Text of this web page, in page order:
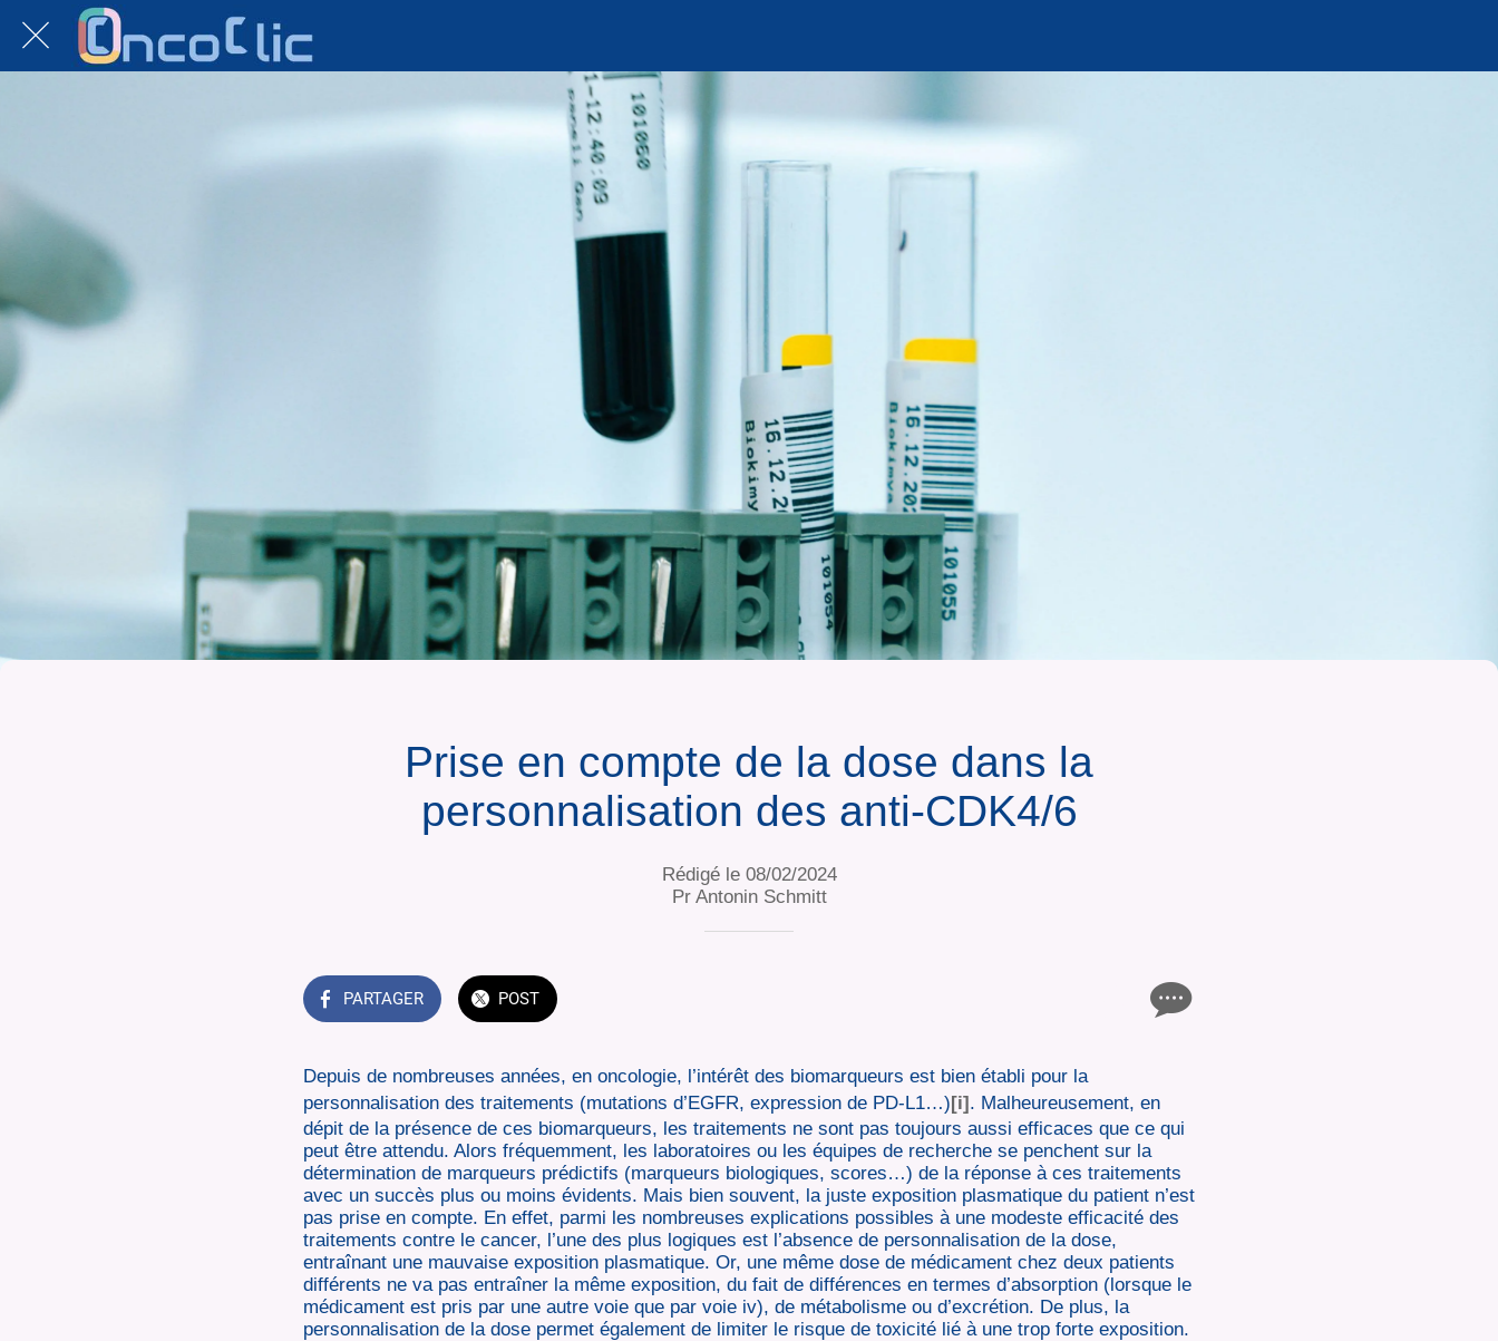
Prise en compte de la dose dans la
personnalisation des anti-CDK4/6
Rédigé le 08/02/2024
Pr Antonin Schmitt
PARTAGER POST
Depuis de nombreuses années, en oncologie, l’intérêt des biomarqueurs est bien établi pour la
personnalisation des traitements (mutations d’EGFR, expression de PD-L1…)[i]. Malheureusement, en
dépit de la présence de ces biomarqueurs, les traitements ne sont pas toujours aussi efficaces que ce qui
peut être attendu. Alors fréquemment, les laboratoires ou les équipes de recherche se penchent sur la
détermination de marqueurs prédictifs (marqueurs biologiques, scores…) de la réponse à ces traitements
avec un succès plus ou moins évidents. Mais bien souvent, la juste exposition plasmatique du patient n’est
pas prise en compte. En effet, parmi les nombreuses explications possibles à une modeste efficacité des
traitements contre le cancer, l’une des plus logiques est l’absence de personnalisation de la dose,
entraînant une mauvaise exposition plasmatique. Or, une même dose de médicament chez deux patients
différents ne va pas entraîner la même exposition, du fait de différences en termes d’absorption (lorsque le
médicament est pris par une autre voie que par voie iv), de métabolisme ou d’excrétion. De plus, la
personnalisation de la dose permet également de limiter le risque de toxicité lié à une trop forte exposition.